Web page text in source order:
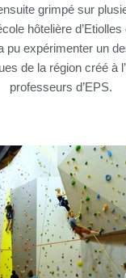
grimpé sur
hôtelière
pu expérimenter un
de la région créé à
professeurs d’EPS.